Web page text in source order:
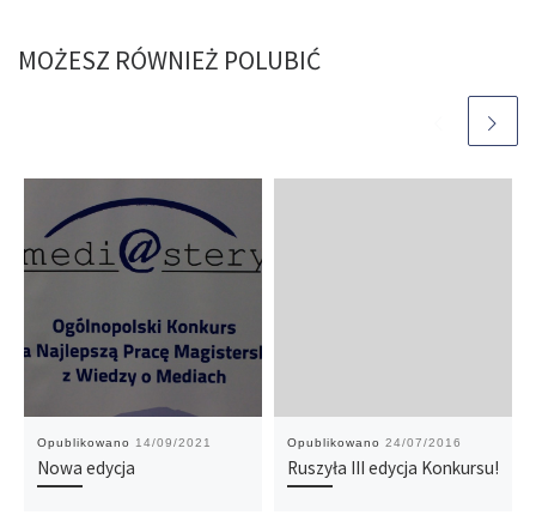
MOŻESZ RÓWNIEŻ POLUBIĆ
Opublikowano 14/09/2021
Nowa edycja
Opublikowano 24/07/2016
Ruszyła III edycja Konkursu!